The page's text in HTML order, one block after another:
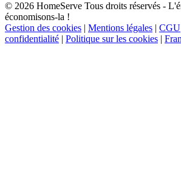
© 2026 HomeServe Tous droits réservés -
économisons-la !
Gestion des cookies | Mentions légales | CGU
confidentialité | Politique sur les cookies |